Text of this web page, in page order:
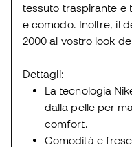
tessuto traspirante e
e comodo. Inoltre, il
2000 al vostro look
Dettagli:
La tecnologia
dalla pelle per
comfort.
Comodità e